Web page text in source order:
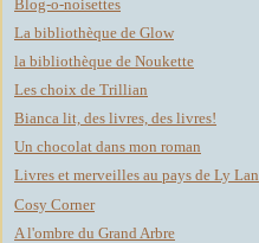
Blog-o-noisettes
La bibliothèque de Glow
la bibliothèque de Noukette
Les choix de Trillian
Bianca lit, des livres, des livres!
Un chocolat dans mon roman
Livres et merveilles au pays de Ly Lan
Cosy Corner
A l'ombre du Grand Arbre